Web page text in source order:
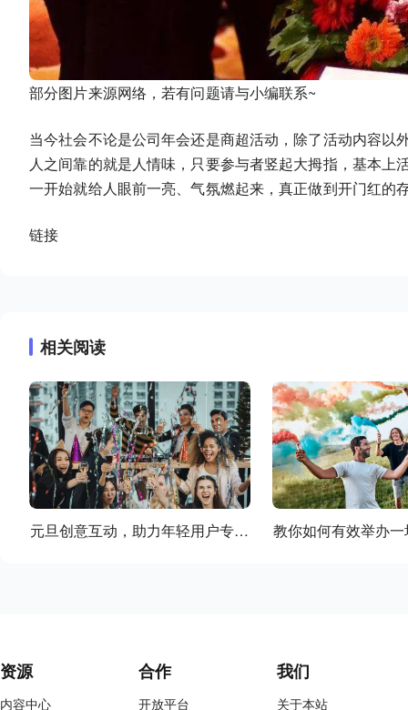
部分图片来源网络，若有问题请与小编联系~
当今社会不论是公司年会还是商超活动，除了活动内容
人之间靠的就是人情味，只要参与者竖起大拇指，基本
一开始就给人眼前一亮、气氛燃起来，真正做到开门红的
链接
相关阅读
元旦创意互动，助力年轻用户专属
教你如何有效举办
资源
内容中心
合作
开放平台
我们
关于本站